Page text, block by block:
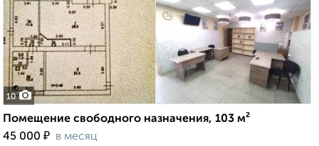
10
Помещение свободного назначения, 103 м²
45 000 ₽ в месяц